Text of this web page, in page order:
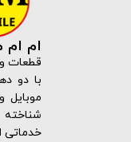
ام ام
قطعات و
با دو
موبایل
خدماتی